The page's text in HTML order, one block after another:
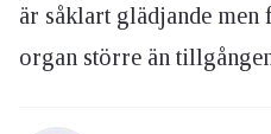
är såklart glädjande men
organ större än